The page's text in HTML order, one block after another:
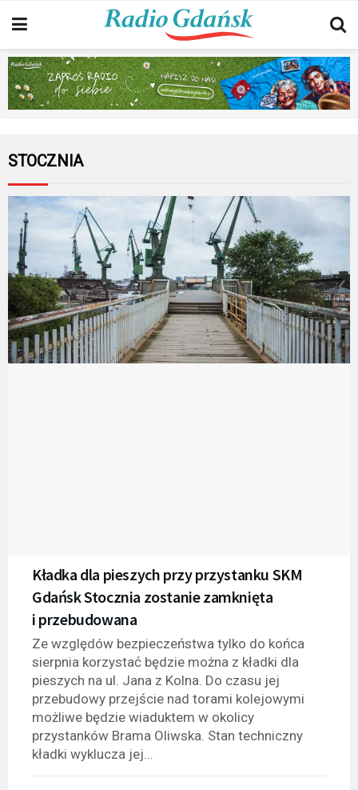
STOCZNIA
Kładka dla pieszych przy przystanku SKM
Gdańsk Stocznia zostanie zamknięta
i przebudowana
Ze względów bezpieczeństwa tylko do końca
sierpnia korzystać będzie można z kładki dla
pieszych na ul. Jana z Kolna. Do czasu jej
przebudowy przejście nad torami kolejowymi
możliwe będzie wiaduktem w okolicy
przystanków Brama Oliwska. Stan techniczny
kładki wyklucza jej...